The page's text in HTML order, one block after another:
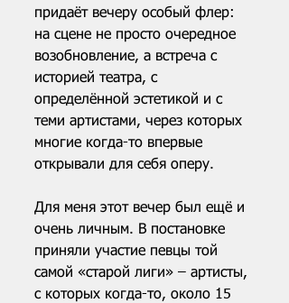
придаёт вечеру особый флер:
на сцене не просто очередное
возобновление, а встреча с
историей театра, с
определённой эстетикой и с
теми артистами, через которых
многие когда-то впервые
открывали для себя оперу.
Для меня этот вечер был ещё и
очень личным. В постановке
приняли участие певцы той
самой «старой лиги» – артисты,
с которых когда-то, около 15